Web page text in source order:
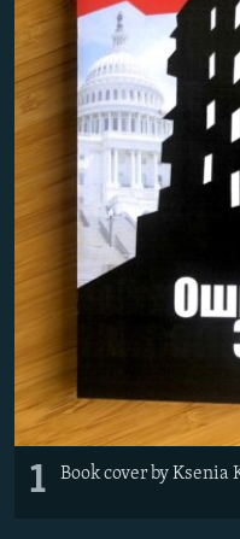
ПОБЕДИТЕЛЕЙ НЕ СУДЯТ?
КРЫМ.НЕПОКОРЕННЫЙ
ELIFBE
УКРАИНСКАЯ ПРОБЛЕМА
ПРИСОЕДИНЯЙТЕСЬ!
Все сайты RFE/RL
1 Book cover by